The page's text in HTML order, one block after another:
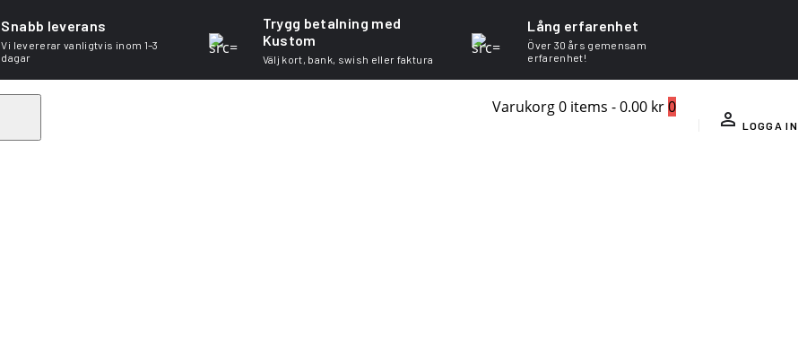
Snabb leverans
Vi levererar vanligtvis inom 1–3
dagar
Trygg betalning med
Kustom
Välj kort, bank, swish eller faktura
Lång erfarenhet
Över 30 års gemensam
erfarenhet!
Varukorg0 items -0.00 kr0
LOGGA IN